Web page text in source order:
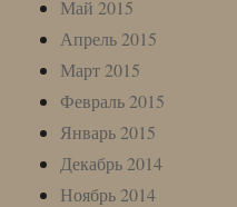
Май 2015
Апрель 2015
Март 2015
Февраль 2015
Январь 2015
Декабрь 2014
Ноябрь 2014